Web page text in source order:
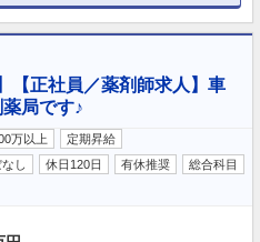
正社員／薬剤師求人】車
局です♪
万以上
定期昇給
し 休日120日 有休推奨 総合科目